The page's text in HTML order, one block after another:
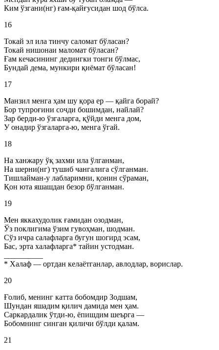
Ким ўзгани(нг) ғам-қайғусидан шод бўлса.
16
Токай эл ила тинчу саломат бўласан?
Токай нишонаи маломат бўласан?
Ғам кечасининг дедингки тонги бўлмас,
Бундай дема, мункири қиёмат бўласан!
17
Манзил менга ҳам шу қора ер — қайга борай?
Бор тупроғини сочди бошимдан, найлай?
Зар берди-ю ўзгаларга, қўйди менга дом,
У онадир ўзгаларга-ю, менга ўгай.
18
На ханжару ўқ захми ила ўлганман,
На шерни(нг) тушиб чангалига сўлганман.
Тишлайман-у лабларимни, қонин сўраман,
Қон юта яшашдан безор бўлганман.
19
Мен яккахудолик ғамидан озодман,
Ўз поклигима ўзим гувоҳман, шодман.
Сўз ичра салафларга бугун шогирд эсам,
Бас, эрта халафларга* тайин устодман.
* Xалаф — ортдан келаётганлар, авлодлар, ворислар.
20
Ғолиб, менинг катта бобомдир Зодшам,
Шундан яшадим қилич дамида мен ҳам.
Саркардалик ўтди-ю, ёпишдим шеърга —
Бобомнинг синган қиличи бўлди қалам.
21